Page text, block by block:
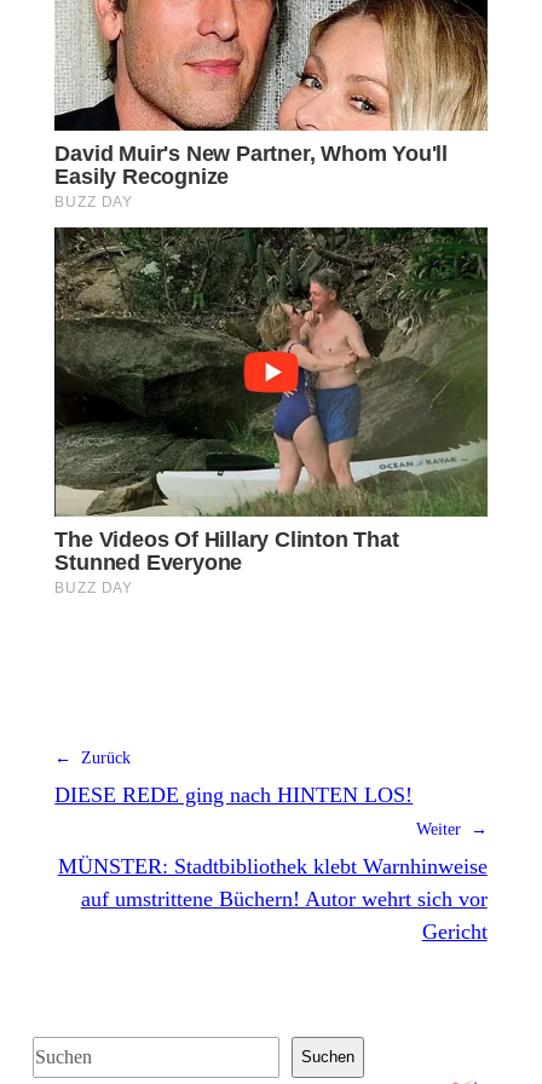
← Zurück
DIESE REDE ging nach HINTEN LOS!
Weiter →
MÜNSTER: Stadtbibliothek klebt Warnhinweise
auf umstrittene Büchern! Autor wehrt sich vor
Gericht
S
u
Suchen